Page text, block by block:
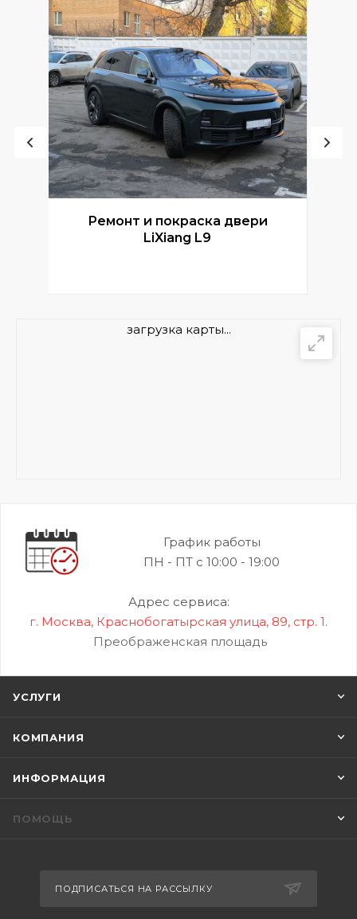
Ремонт и покраска двери
LiXiang L9
загрузка карты...
График работы
ПН - ПТ с 10:00 - 19:00
Адрес сервиса:
г. Москва, Краснобогатырская улица, 89, стр. 1.
Преображенская площадь
УСЛУГИ
КОМПАНИЯ
ИНФОРМАЦИЯ
ПОМОЩЬ
ПОДПИСАТЬСЯ НА РАССЫЛКУ